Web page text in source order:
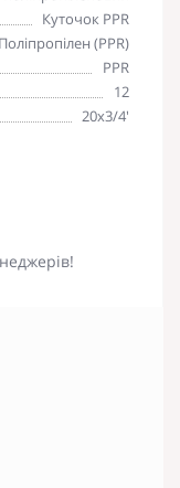
Куточок PPR
Поліпропілен (PPR)
PPR
12
20x3/4'